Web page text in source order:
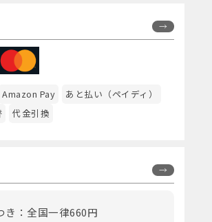
Amazon Pay
あと払い（ペイディ）
代金引換
き：全国一律660円